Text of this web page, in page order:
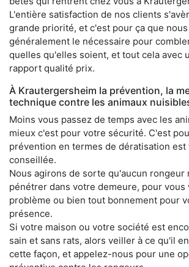
L'entière satisfaction de nos clients
grande priorité, et c'est pour ça que
généralement le nécessaire pour
quelles qu'elles soient, et tout cela avec
rapport qualité prix.
À Krautergersheim la prévention, la
technique contre les animaux
Moins vous passez de temps avec les
mieux c'est pour votre sécurité. C'est
prévention en termes de dératisation est
conseillée.
Nous agirons de sorte qu'aucun rongeur
pénétrer dans votre demeure, pour vous
problème ou bien tout bonnement pour
présence.
Si votre maison ou votre société est
sain et sans rats, alors veiller à ce qu'il
cette façon, et appelez-nous pour une